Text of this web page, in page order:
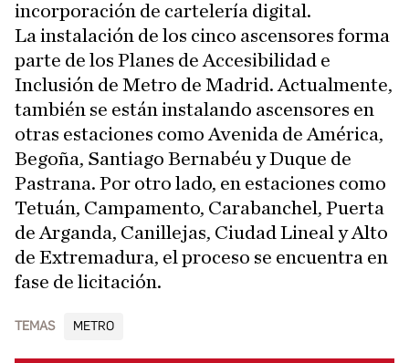
incorporación de cartelería digital.
La instalación de los cinco ascensores forma
parte de los Planes de Accesibilidad e
Inclusión de Metro de Madrid. Actualmente,
también se están instalando ascensores en
otras estaciones como Avenida de América,
Begoña, Santiago Bernabéu y Duque de
Pastrana. Por otro lado, en estaciones como
Tetuán, Campamento, Carabanchel, Puerta
de Arganda, Canillejas, Ciudad Lineal y Alto
de Extremadura, el proceso se encuentra en
fase de licitación.
TEMAS METRO